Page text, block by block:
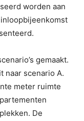
worden aan
gemaakt.
naar scenario A.
meter ruimte
De